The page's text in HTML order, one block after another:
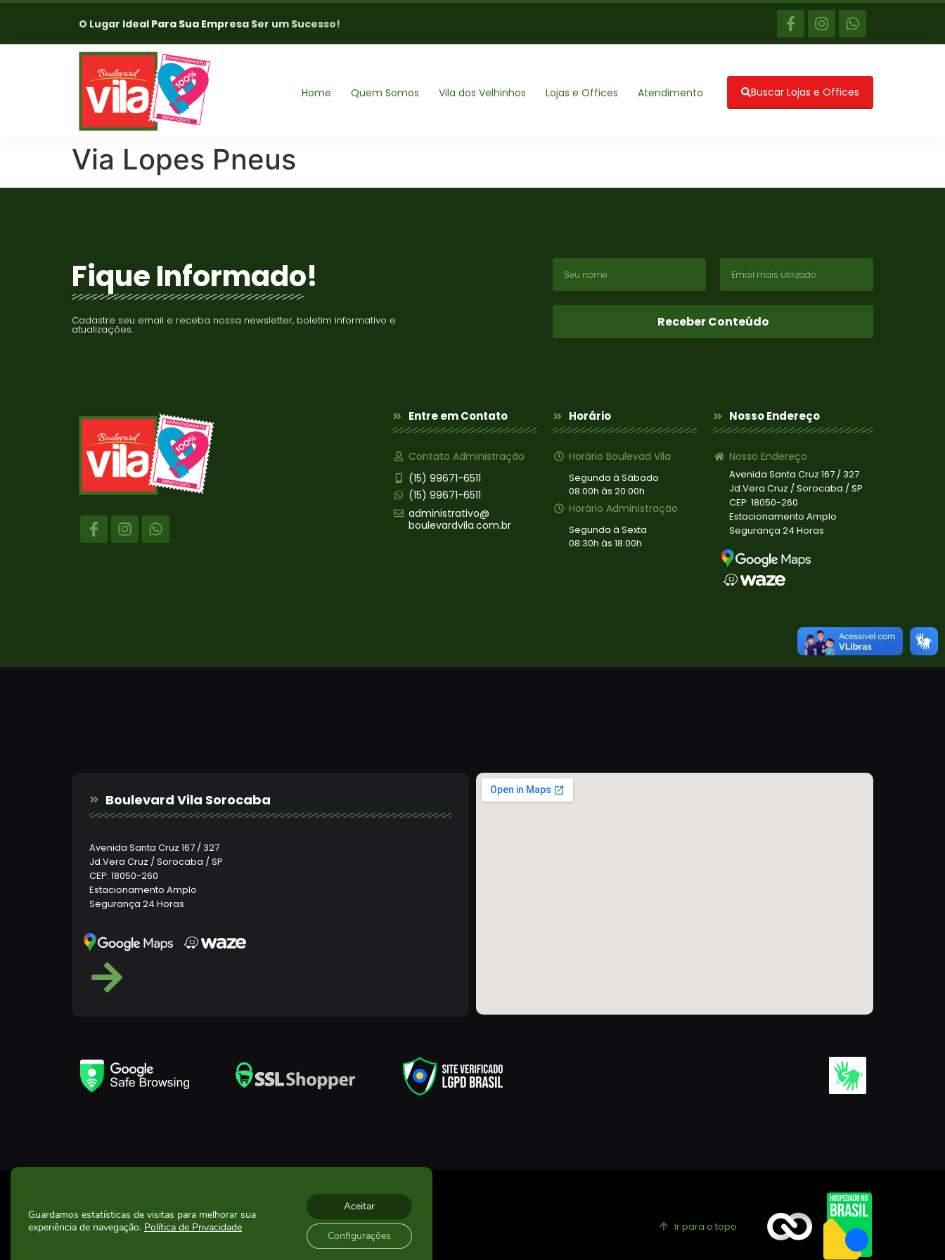
O Lugar Ideal Para Sua Empresa Ser um Sucesso!
Home Quem Somos Vila dos Velhinhos Lojas e Offices Atendimento Buscar Lojas e Offices
Via Lopes Pneus
Fique Informado!
Cadastre seu email e receba nossa newsletter, boletim informativo e
atualizações. Receber Conteúdo
Entre em Contato
Contato Administração
(15) 99671-6511
(15) 99671-6511
administrativo@
boulevardvila.com.br
Horário
Horário Boulevad Vila
Segunda à Sábado
08:00h às 20:00h
Horário Administração
Segunda à Sexta
08:30h às 18:00h
Nosso Endereço
Nosso Endereço
Avenida Santa Cruz 167 / 327
Jd.Vera Cruz / Sorocaba / SP
CEP: 18050-260
Estacionamento Amplo
Segurança 24 Horas
Boulevard Vila Sorocaba
Avenida Santa Cruz 167 / 327
Jd.Vera Cruz / Sorocaba / SP
CEP: 18050-260
Estacionamento Amplo
Segurança 24 Horas
© 2024 Todos os direitos reservados Vila dos Velinhos Sorocaba
CNPJ: 71.493.969/0001-90
Acessar website Vila dos Velhinhos
Ir para o topo
Guardamos estatísticas de visitas para melhorar sua
experiência de navegação. Política de Privacidade
Aceitar
Configurações